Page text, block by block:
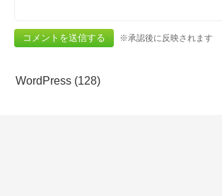
※承認後に反映されます
WordPress (128)